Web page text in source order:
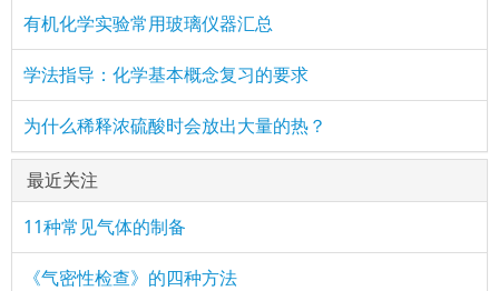
有机化学实验常用玻璃仪器汇总
学法指导：化学基本概念复习的要求
为什么稀释浓硫酸时会放出大量的热？
最近关注
11种常见气体的制备
《气密性检查》的四种方法